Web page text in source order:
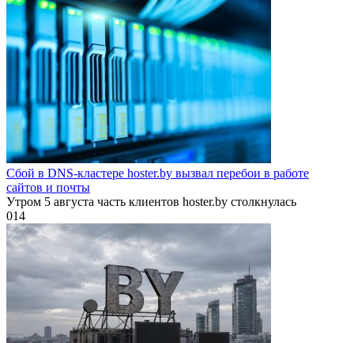
Сбой в DNS-кластере hoster.by вызвал перебои в работе
сайтов и почты
Утром 5 августа часть клиентов hoster.by столкнулась
014